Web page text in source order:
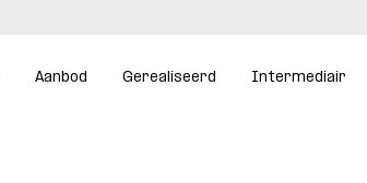
Aanbod Gerealiseerd Intermediair